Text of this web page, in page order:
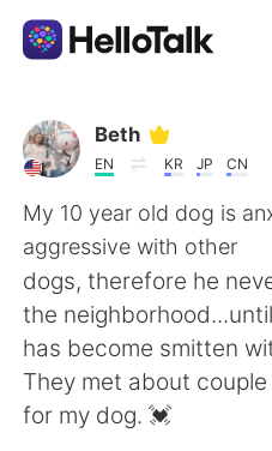
แอปแลกเปลี่ยนทางภาษ
AI Grammar Checker
ไทย
English
繁體中文
Beth
EN KR JP CN
My 10 year old dog is
aggressive with other
dogs, therefore he
the
has become smitten
They met about couple
for my dog. 💓